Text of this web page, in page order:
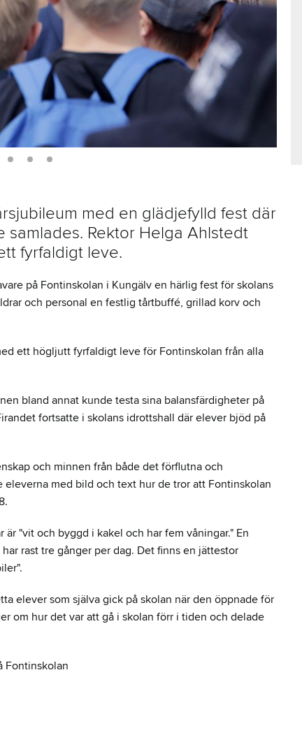
med en glädjefylld fest där
Rektor Helga Ahlstedt
fyrfaldigt leve.
på Fontinskolan i Kungälv en härlig fest för skolans
och personal en festlig tårtbuffé, grillad korv och
ett högljutt fyrfaldigt leve för Fontinskolan från alla
bland annat kunde testa sina balansfärdigheter på
fortsatte i skolans idrottshall där elever bjöd på
och minnen från både det förflutna och
med bild och text hur de tror att Fontinskolan
"vit och byggd i kakel och har fem våningar." En
rast tre gånger per dag. Det finns en jättestor
elever som själva gick på skolan när den öppnade för
om hur det var att gå i skolan förr i tiden och delade
Fontinskolan